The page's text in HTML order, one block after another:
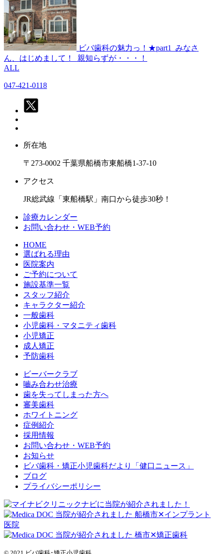
ビバ歯科の魅力っ！★part1
みなさ
ん、はじめまして！
親知らずが・・・！
ALL
047-421-0118
所在地
〒273-0002 千葉県船橋市東船橋1-37-10
アクセス
JR総武線「東船橋駅」南口から徒歩30秒！
診療カレンダー
お問い合わせ・WEB予約
HOME
選ばれる理由
医院案内
ご予約について
施設基準一覧
スタッフ紹介
キャラクター紹介
一般歯科
小児歯科・マタニティ歯科
小児矯正
成人矯正
予防歯科
ビーバークラブ
嚙み合わせ治療
歯を失ってしまった方へ
審美歯科
ホワイトニング
症例紹介
採用情報
お問い合わせ・WEB予約
お知らせ
ビバ歯科・矯正小児歯科だより「健口ニュース」
ブログ
プライバシーポリシー